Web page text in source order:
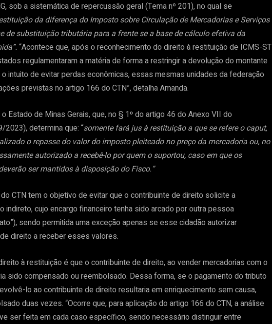
sob a sistemática de repercussão geral (Tema nº 201), no qual se
da diferença do Imposto sobre Circulação de Mercadorias e Serviços
de substituição tributária para a frente se a base de cálculo efetiva da
“Acontece que, após o reconhecimento do direito à restituição de ICMS-ST
regulamentaram a matéria de forma a restringir a devolução do montante
intuito de evitar perdas econômicas, essas mesmas unidades da federação
previstas no artigo 166 do CTN”, detalha Amanda.
Estado de Minas Gerais, que, no § 1º do artigo 46 do Anexo VII do
2023), determina que: “somente fará jus à restituição a que se refere o caput,
o repasse do valor do imposto pleiteado no preço da mercadoria ou, no
autorizado a recebê-lo por quem o suportou, caso em que os
ser mantidos à disposição do Fisco.”
CTN tem o objetivo de evitar que o contribuinte de direito solicite a
indireto, cujo encargo financeiro tenha sido arcado por outra pessoa
sendo permitida uma exceção apenas se esse cidadão autorizar
direito a receber esses valores.
à restituição é que o contribuinte de direito, ao vender mercadorias com o
sido compensado ou reembolsado. Dessa forma, se o pagamento do tributo
lo ao contribuinte de direito resultaria em enriquecimento sem causa,
duas vezes. “Ocorre que, para aplicação do artigo 166 do CTN, a análise
ser feita em cada caso específico, sendo necessário distinguir entre